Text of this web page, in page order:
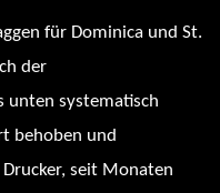
für Dominica und St.
der
unten systematisch
behoben und
seit Monaten